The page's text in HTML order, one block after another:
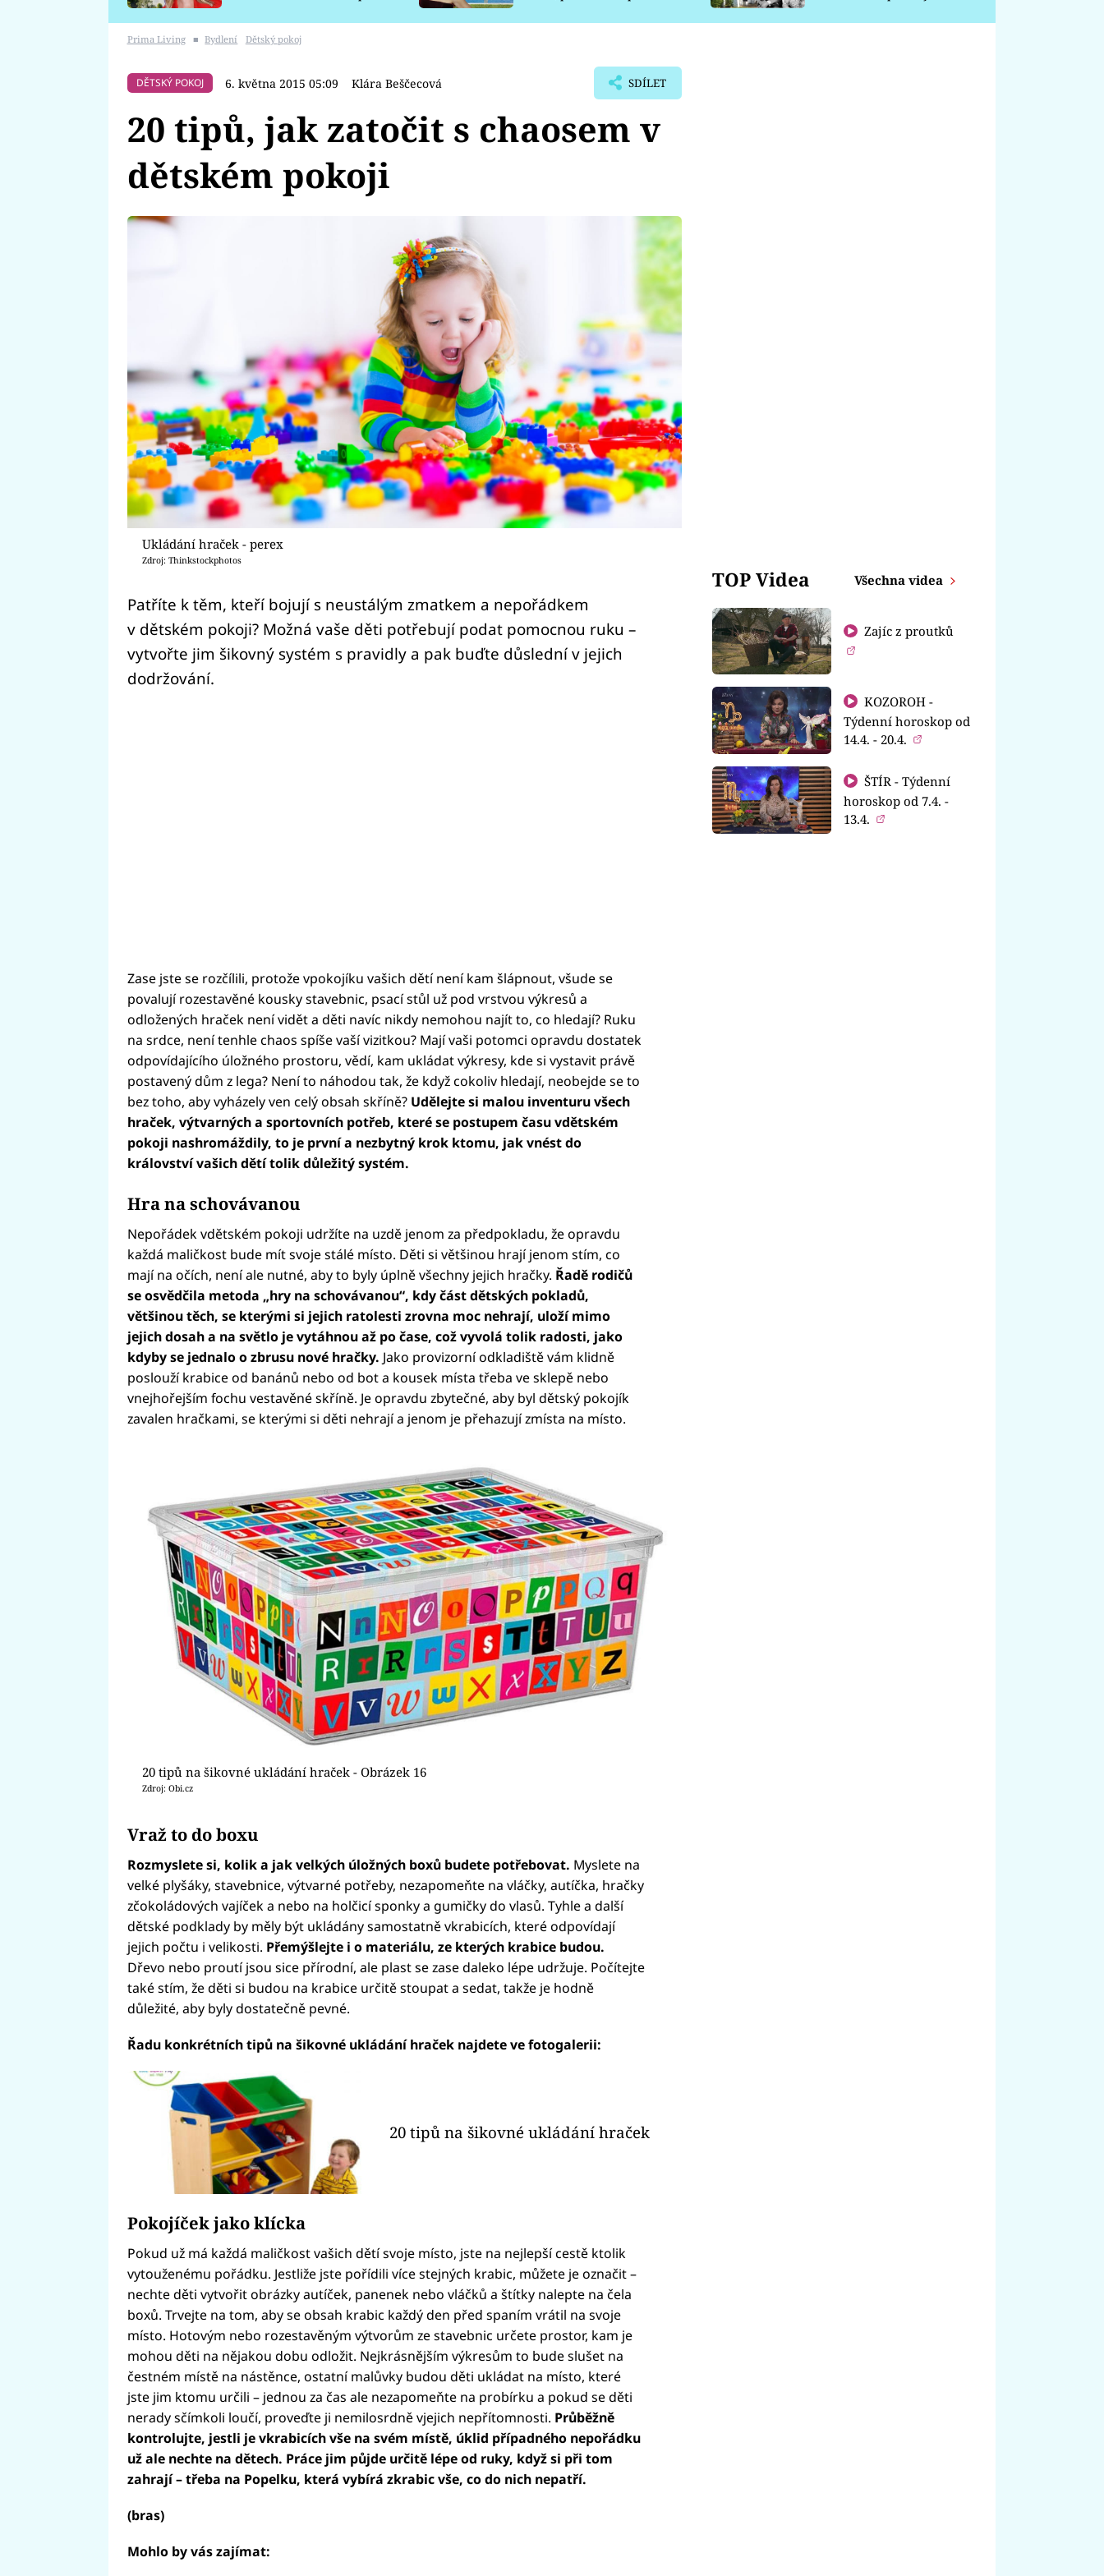
Prima Living ■ Bydlení Dětský pokoj
DĚTSKÝ POKOJ 6. května 2015 05:09 Klára Beščecová SDÍLET
20 tipů, jak zatočit s chaosem v
dětském pokoji
Ukládání hraček - perex
Zdroj: Thinkstockphotos
Patříte k těm, kteří bojují s neustálým zmatkem a nepořádkem
v dětském pokoji? Možná vaše děti potřebují podat pomocnou ruku –
vytvořte jim šikovný systém s pravidly a pak buďte důslední v jejich
dodržování.
Zase jste se rozčílili, protože vpokojíku vašich dětí není kam šlápnout, všude se
povalují rozestavěné kousky stavebnic, psací stůl už pod vrstvou výkresů a
odložených hraček není vidět a děti navíc nikdy nemohou najít to, co hledají? Ruku
na srdce, není tenhle chaos spíše vaší vizitkou? Mají vaši potomci opravdu dostatek
odpovídajícího úložného prostoru, vědí, kam ukládat výkresy, kde si vystavit právě
postavený dům z lega? Není to náhodou tak, že když cokoliv hledají, neobejde se to
bez toho, aby vyházely ven celý obsah skříně? Udělejte si malou inventuru všech
hraček, výtvarných a sportovních potřeb, které se postupem času vdětském
pokoji nashromáždily, to je první a nezbytný krok ktomu, jak vnést do
království vašich dětí tolik důležitý systém.
Hra na schovávanou
Nepořádek vdětském pokoji udržíte na uzdě jenom za předpokladu, že opravdu
každá maličkost bude mít svoje stálé místo. Děti si většinou hrají jenom stím, co
mají na očích, není ale nutné, aby to byly úplně všechny jejich hračky. Řadě rodičů
se osvědčila metoda „hry na schovávanou“, kdy část dětských pokladů,
většinou těch, se kterými si jejich ratolesti zrovna moc nehrají, uloží mimo
jejich dosah a na světlo je vytáhnou až po čase, což vyvolá tolik radosti, jako
kdyby se jednalo o zbrusu nové hračky. Jako provizorní odkladiště vám klidně
poslouží krabice od banánů nebo od bot a kousek místa třeba ve sklepě nebo
vnejhořejším fochu vestavěné skříně. Je opravdu zbytečné, aby byl dětský pokojík
zavalen hračkami, se kterými si děti nehrají a jenom je přehazují zmísta na místo.
20 tipů na šikovné ukládání hraček - Obrázek 16
Zdroj: Obi.cz
Vraž to do boxu
Rozmyslete si, kolik a jak velkých úložných boxů budete potřebovat. Myslete na
velké plyšáky, stavebnice, výtvarné potřeby, nezapomeňte na vláčky, autíčka, hračky
zčokoládových vajíček a nebo na holčicí sponky a gumičky do vlasů. Tyhle a další
dětské podklady by měly být ukládány samostatně vkrabicích, které odpovídají
jejich počtu i velikosti. Přemýšlejte i o materiálu, ze kterých krabice budou.
Dřevo nebo proutí jsou sice přírodní, ale plast se zase daleko lépe udržuje. Počítejte
také stím, že děti si budou na krabice určitě stoupat a sedat, takže je hodně
důležité, aby byly dostatečně pevné.
Řadu konkrétních tipů na šikovné ukládání hraček najdete ve fotogalerii:
20 tipů na šikovné ukládání hraček
Pokojíček jako klícka
Pokud už má každá maličkost vašich dětí svoje místo, jste na nejlepší cestě ktolik
vytouženému pořádku. Jestliže jste pořídili více stejných krabic, můžete je označit –
nechte děti vytvořit obrázky autíček, panenek nebo vláčků a štítky nalepte na čela
boxů. Trvejte na tom, aby se obsah krabic každý den před spaním vrátil na svoje
místo. Hotovým nebo rozestavěným výtvorům ze stavebnic určete prostor, kam je
mohou děti na nějakou dobu odložit. Nejkrásnějším výkresům to bude slušet na
čestném místě na nástěnce, ostatní malůvky budou děti ukládat na místo, které
jste jim ktomu určili – jednou za čas ale nezapomeňte na probírku a pokud se děti
nerady sčímkoli loučí, proveďte ji nemilosrdně vjejich nepřítomnosti. Průběžně
kontrolujte, jestli je vkrabicích vše na svém místě, úklid případného nepořádku
už ale nechte na dětech. Práce jim půjde určitě lépe od ruky, když si při tom
zahrají – třeba na Popelku, která vybírá zkrabic vše, co do nich nepatří.
(bras)
Mohlo by vás zajímat:
TOP Videa Všechna videa
Zajíc z proutků
KOZOROH -
Týdenní horoskop od
14.4. - 20.4.
ŠTÍR - Týdenní
horoskop od 7.4. -
13.4.